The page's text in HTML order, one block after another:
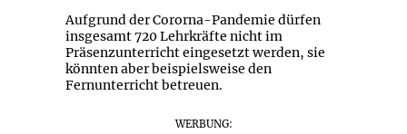
Aufgrund der Cororna-Pandemie dürfen
insgesamt 720 Lehrkräfte nicht im
Präsenzunterricht eingesetzt werden, sie
könnten aber beispielsweise den
Fernunterricht betreuen.
WERBUNG: